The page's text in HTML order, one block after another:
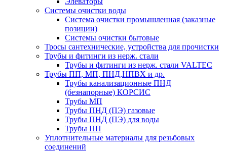
Системы очистки воды
Система очистки промышленная (заказные
позиции)
Системы очистки бытовые
Тросы сантехнические, устройства для прочистки
Трубы и фитинги из нерж. стали
Трубы и фитинги из нерж. стали VALTEC
Трубы ПП, МП, ПНД,НПВХ и др.
Трубы канализационные ПНД
(безнапорные) КОРСИС
Трубы МП
Трубы ПНД (ПЭ) газовые
Трубы ПНД (ПЭ) для воды
Трубы ПП
Уплотнительные материалы для резьбовых
соединений